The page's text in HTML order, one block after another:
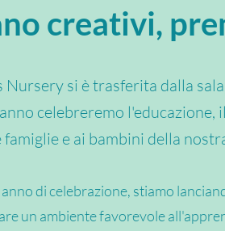
creativi,
Nursery si è trasferita dalla
celebreremo
e ai bambini della
di celebrazione, stiamo
un ambiente favorevole